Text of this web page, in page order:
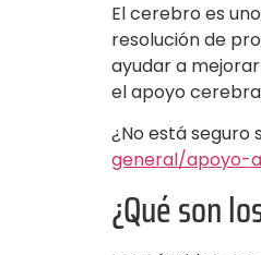
El cerebro es
resolución de
ayudar a
el apoyo
¿No está seguro
general/
¿Qué son